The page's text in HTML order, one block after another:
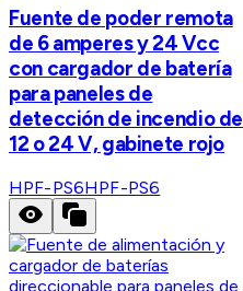
Fuente de poder remota
de 6 amperes y 24 Vcc
con cargador de batería
para paneles de
detección de incendio de
12 o 24 V, gabinete rojo
HPF-PS6HPF-PS6